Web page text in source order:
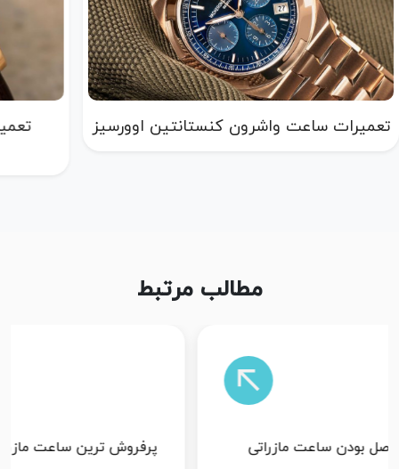
تعمیرات ساعت واشرون کنستانتین اوورسیز
مطالب مرتبط
پرفروش ترین ساعت مازراتی ساعت